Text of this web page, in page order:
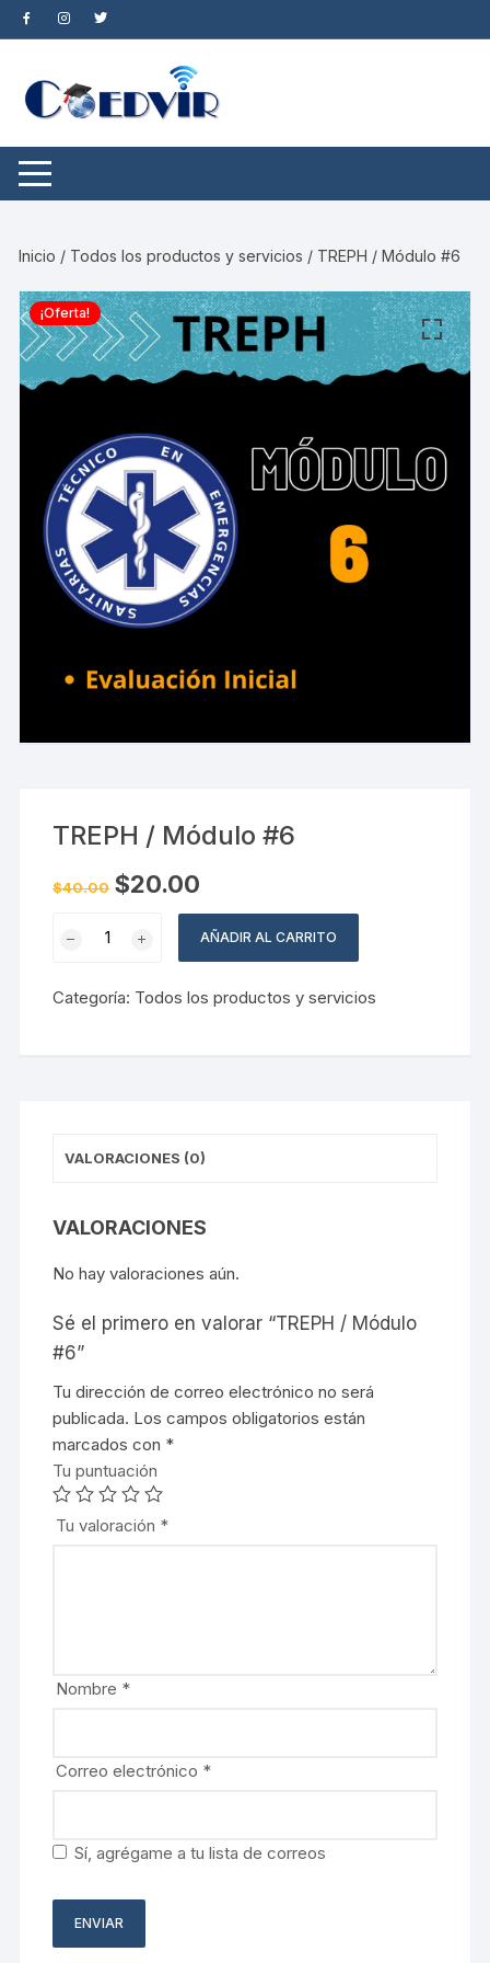
Saltar
al
Inicio / Todos los productos y servicios / TREPH / Módulo #6
¡Oferta!
TREPH / Módulo #6
$40.00 El
precio
$40.00.
$20.00
actual
es:
$20.00.
#6
AÑADIR AL CARRITO
Categoría: Todos los productos y servicios
VALORACIONES (0)
VALORACIONES
No hay valoraciones aún.
Sé el primero en valorar “TREPH / Módulo
#6”
Tu dirección de correo electrónico no será
publicada. Los campos obligatorios están
marcados con *
Tu puntuación
Tu valoración *
Nombre *
Correo electrónico *
Sí, agrégame a tu lista de correos